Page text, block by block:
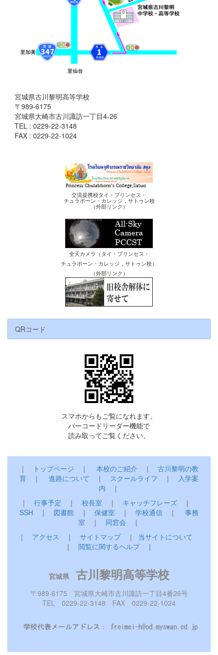
宮城県古川黎明高等学校
〒989-6175
宮城県大崎市古川諏訪一丁目4-26
TEL : 0229-22-3148
FAX : 0229-22-1024
交流提携校タイ・プリンセス・
チュラポーン・カレッジ，サトゥン校
（外部リンク）
全天カメラ（タイ・プリンセス・
チュラポーン・カレッジ，サトゥン校）
（外部リンク）
QRコード
スマホからもご覧になれます。
バーコードリーダー機能で
読み取ってご覧ください。
｜ トップページ ｜ 本校のご紹介 ｜ 古川黎明の教
育 ｜ 進路について ｜ スクールライフ ｜
入学案
内 ｜
｜ 行事予定 ｜ 校長室 ｜ キャッチフレーズ ｜
SSH ｜ 図書館 ｜ 保健室 ｜ 学校通信 ｜ 事務
室 ｜ 同窓会 ｜
｜ アクセス ｜ サイトマップ｜ 当サイトについて
｜ 閲覧に関するヘルプ｜
宮城県 古川黎明高等学校
〒989-6175 宮城県大崎市古川諏訪一丁目4番26号
TEL 0229-22-3148 FAX 0229-22-1024